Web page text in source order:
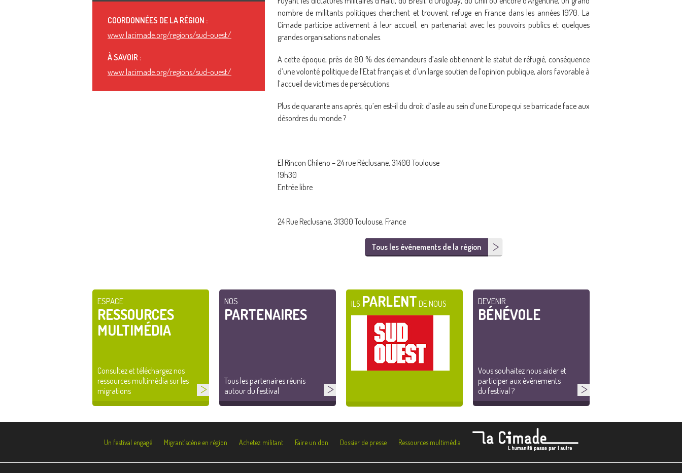
nombre de militants politiques cherchent et trouvent refuge en France dans les années 1970. La
Cimade participe activement à leur accueil, en partenariat avec les pouvoirs publics et quelques
grandes organisations nationales.
A cette époque, près de 80 % des demandeurs d’asile obtiennent le statut de réfugié, conséquence
d’une volonté politique de l’Etat français et d’un large soutien de l’opinion publique, alors favorable à
l’accueil de victimes de persécutions.
Plus de quarante ans après, qu’en est-il du droit d’asile au sein d’une Europe qui se barricade face aux
désordres du monde ?
El Rincon Chileno – 24 rue Réclusane, 31400 Toulouse
19h30
Entrée libre
24 Rue Reclusane, 31300 Toulouse, France
Tous les événements de la région
COORDONNÉES DE LA RÉGION :
www.lacimade.org/regions/sud-ouest/
À SAVOIR :
www.lacimade.org/regions/sud-ouest/
ESPACE
RESSOURCES
MULTIMÉDIA
Consultez et téléchargez nos
ressources multimédia sur les
migrations
NOS
PARTENAIRES
Tous les partenaires réunis
autour du festival
ILS PARLENT DE NOUS DEVENIR
BÉNÉVOLE
Vous souhaitez nous aider et
participer aux événements
du festival ?
Un festival engagé Migrant’scène en région Achetez militant Faire un don Dossier de presse Ressources multimédia